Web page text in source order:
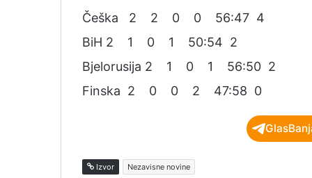
Če­ška 2 2 0 0 56:47 4
BiH 2 1 0 1 50:54 2
Bje­lo­ru­si­ja 2 1 0 1 56:50 2
Fin­ska 2 0 0 2 47:58 0
Izvor Nezavisne novine